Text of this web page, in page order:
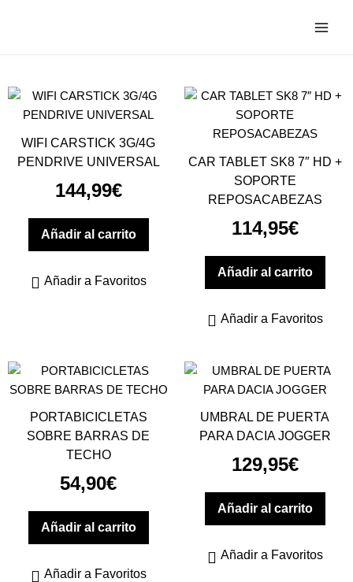
WIFI CARSTICK 3G/4G
PENDRIVE UNIVERSAL
144,99€
Añadir al carrito
Añadir a Favoritos
CAR TABLET SK8 7″ HD +
SOPORTE
REPOSACABEZAS
114,95€
Añadir al carrito
Añadir a Favoritos
PORTABICICLETAS
SOBRE BARRAS DE
TECHO
54,90€
Añadir al carrito
Añadir a Favoritos
UMBRAL DE PUERTA
PARA DACIA JOGGER
129,95€
Añadir al carrito
Añadir a Favoritos